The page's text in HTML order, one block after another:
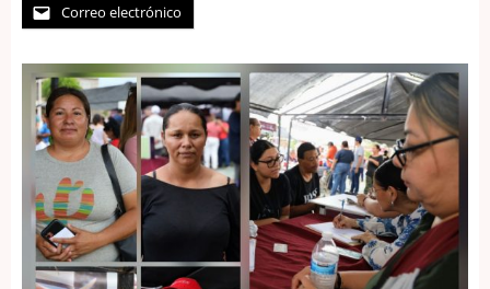
Correo electrónico